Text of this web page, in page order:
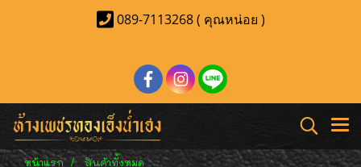
089-7113268 ( คุณหน่อย )
หน้าแรก
สินค้าทั้งหมด